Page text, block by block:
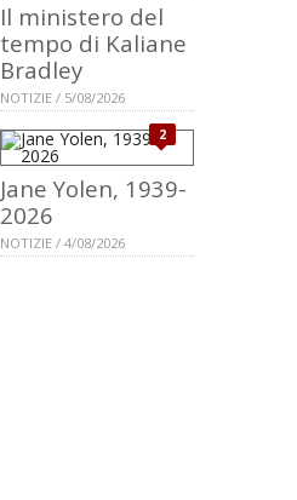
Il ministero del
tempo di Kaliane
Bradley
NOTIZIE / 5/08/2026
2
Jane Yolen, 1939-
2026
NOTIZIE / 4/08/2026